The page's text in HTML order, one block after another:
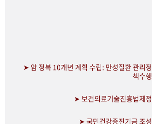
➤ 암 정복 10개년 계획 수립: 만성질환 관리정
책수행
➤ 보건의료기술진흥법제정
➤ 국민건강증진기금 조성